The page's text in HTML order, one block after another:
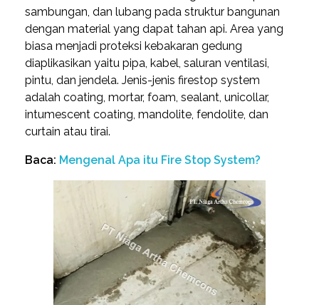
sambungan, dan lubang pada struktur bangunan
dengan material yang dapat tahan api. Area yang
biasa menjadi proteksi kebakaran gedung
diaplikasikan yaitu pipa, kabel, saluran ventilasi,
pintu, dan jendela. Jenis-jenis firestop system
adalah coating, mortar, foam, sealant, unicollar,
intumescent coating, mandolite, fendolite, dan
curtain atau tirai.
Baca: Mengenal Apa itu Fire Stop System?